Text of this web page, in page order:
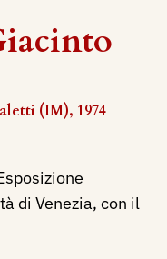
(IM), 1974
di Venezia, con il